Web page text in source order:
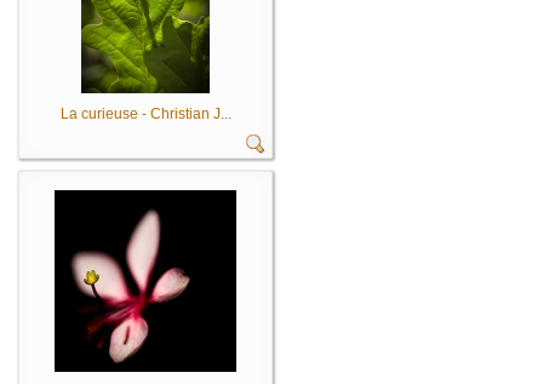
La curieuse - Christian J...